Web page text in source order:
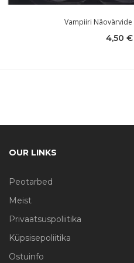
Vampiiri
4,50 €
OUR LINKS
Peotarbed
Meist
Privaatsuspoliitika
Küpsisepoliitika
Ostuinfo